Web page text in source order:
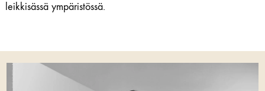
leikkisässä ympäristössä.